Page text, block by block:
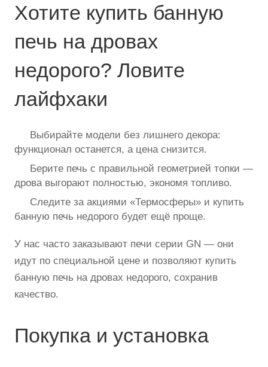
Хотите купить банную
печь на дровах
недорого? Ловите
лайфхаки
Выбирайте модели без лишнего декора:
функционал останется, а цена снизится.
Берите печь с правильной геометрией топки —
дрова выгорают полностью, экономя топливо.
Следите за акциями «Термосферы» и купить
банную печь недорого будет ещё проще.
У нас часто заказывают печи серии GN — они
идут по специальной цене и позволяют купить
банную печь на дровах недорого, сохранив
качество.
Покупка и установка